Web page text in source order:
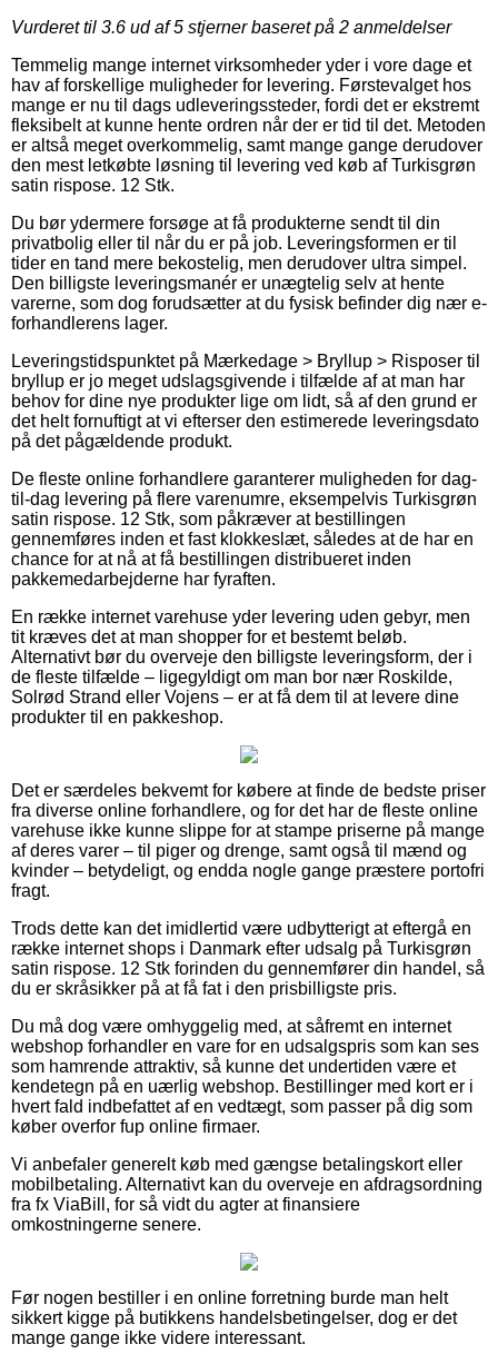
Vurderet til 3.6 ud af 5 stjerner baseret på 2 anmeldelser
Temmelig mange internet virksomheder yder i vore dage et
hav af forskellige muligheder for levering. Førstevalget hos
mange er nu til dags udleveringssteder, fordi det er ekstremt
fleksibelt at kunne hente ordren når der er tid til det. Metoden
er altså meget overkommelig, samt mange gange derudover
den mest letkøbte løsning til levering ved køb af Turkisgrøn
satin rispose. 12 Stk.
Du bør ydermere forsøge at få produkterne sendt til din
privatbolig eller til når du er på job. Leveringsformen er til
tider en tand mere bekostelig, men derudover ultra simpel.
Den billigste leveringsmanér er unægtelig selv at hente
varerne, som dog forudsætter at du fysisk befinder dig nær e-
forhandlerens lager.
Leveringstidspunktet på Mærkedage > Bryllup > Risposer til
bryllup er jo meget udslagsgivende i tilfælde af at man har
behov for dine nye produkter lige om lidt, så af den grund er
det helt fornuftigt at vi efterser den estimerede leveringsdato
på det pågældende produkt.
De fleste online forhandlere garanterer muligheden for dag-
til-dag levering på flere varenumre, eksempelvis Turkisgrøn
satin rispose. 12 Stk, som påkræver at bestillingen
gennemføres inden et fast klokkeslæt, således at de har en
chance for at nå at få bestillingen distribueret inden
pakkemedarbejderne har fyraften.
En række internet varehuse yder levering uden gebyr, men
tit kræves det at man shopper for et bestemt beløb.
Alternativt bør du overveje den billigste leveringsform, der i
de fleste tilfælde – ligegyldigt om man bor nær Roskilde,
Solrød Strand eller Vojens – er at få dem til at levere dine
produkter til en pakkeshop.
Det er særdeles bekvemt for købere at finde de bedste priser
fra diverse online forhandlere, og for det har de fleste online
varehuse ikke kunne slippe for at stampe priserne på mange
af deres varer – til piger og drenge, samt også til mænd og
kvinder – betydeligt, og endda nogle gange præstere portofri
fragt.
Trods dette kan det imidlertid være udbytterigt at eftergå en
række internet shops i Danmark efter udsalg på Turkisgrøn
satin rispose. 12 Stk forinden du gennemfører din handel, så
du er skråsikker på at få fat i den prisbilligste pris.
Du må dog være omhyggelig med, at såfremt en internet
webshop forhandler en vare for en udsalgspris som kan ses
som hamrende attraktiv, så kunne det undertiden være et
kendetegn på en uærlig webshop. Bestillinger med kort er i
hvert fald indbefattet af en vedtægt, som passer på dig som
køber overfor fup online firmaer.
Vi anbefaler generelt køb med gængse betalingskort eller
mobilbetaling. Alternativt kan du overveje en afdragsordning
fra fx ViaBill, for så vidt du agter at finansiere
omkostningerne senere.
Før nogen bestiller i en online forretning burde man helt
sikkert kigge på butikkens handelsbetingelser, dog er det
mange gange ikke videre interessant.